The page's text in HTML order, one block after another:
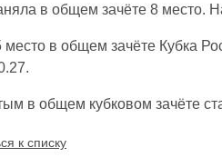
в общем зачёте 8 место.
место в общем зачёте Кубка
в общем кубковом зачёте
к списку